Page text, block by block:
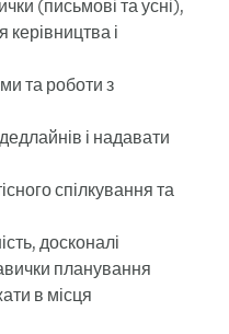
керівництва і
та роботи з
і надавати
спілкування та
досконалі
планування
в місця